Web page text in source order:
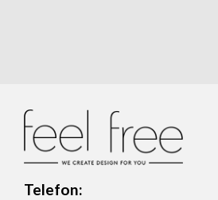
Telefon: